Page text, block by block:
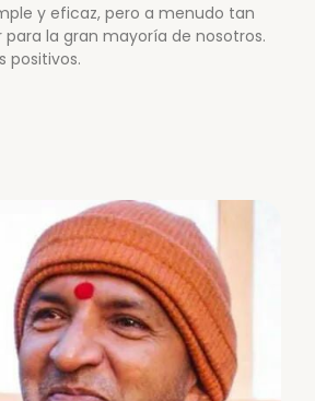
y eficaz, pero a menudo tan
la gran mayoría de nosotros.
positivos.